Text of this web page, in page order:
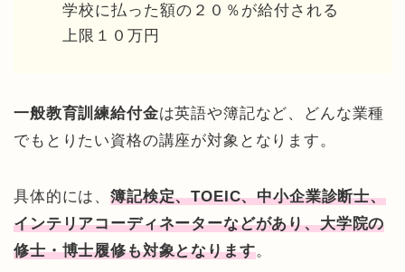
学校に払った額の２０％が給付される
上限１０万円
一般教育訓練給付金は英語や簿記など、どんな業種
でもとりたい資格の講座が対象となります。
具体的には、簿記検定、TOEIC、中小企業診断士、
インテリアコーディネーターなどがあり、大学院の
修士・博士履修も対象となります。